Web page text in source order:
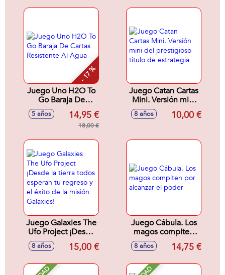
- 17 %
Juego Uno H2O To
Go Baraja De
Cartas Resistente Al
Agua
5 años 14,95 €
18,00 €
Juego Catan Cartas
Mini. Versión mini
del prestigioso
titulo de estrategia
8 años 10,00 €
Juego Galaxies The
Ufo Project ¡Desde
la tierra todos
esperan tu regreso
misión Galaxies!
8 años 15,00 €
Juego Cábula. Los
magos compiten
por alcanzar el
poder
8 años 14,75 €